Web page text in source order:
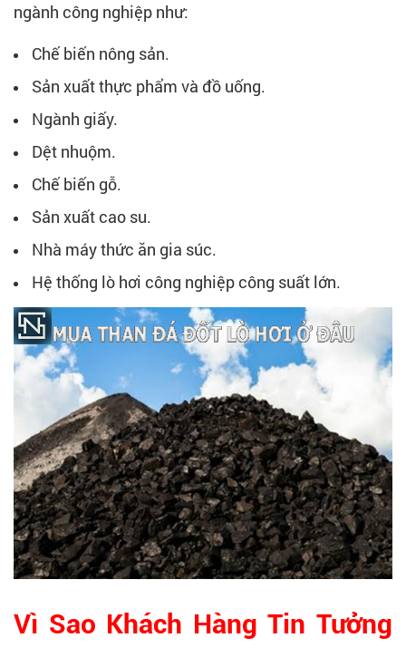
ngành công nghiệp như:
Chế biến nông sản.
Sản xuất thực phẩm và đồ uống.
Ngành giấy.
Dệt nhuộm.
Chế biến gỗ.
Sản xuất cao su.
Nhà máy thức ăn gia súc.
Hệ thống lò hơi công nghiệp công suất lớn.
Vì Sao Khách Hàng Tin Tưởng